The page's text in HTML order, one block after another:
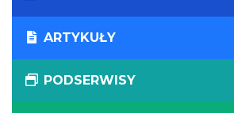
ARTYKUŁY
PODSERWISY